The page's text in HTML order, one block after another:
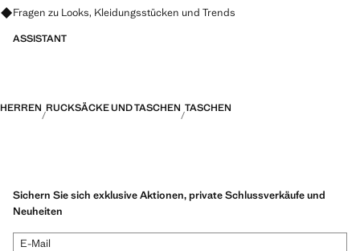
Fragen zu Looks, Kleidungsstücken und Trends
ASSISTANT
HERREN RUCKSÄCKE UND TASCHEN TASCHEN
Sichern Sie sich exklusive Aktionen, private Schlussverkäufe und
Neuheiten
E-Mail